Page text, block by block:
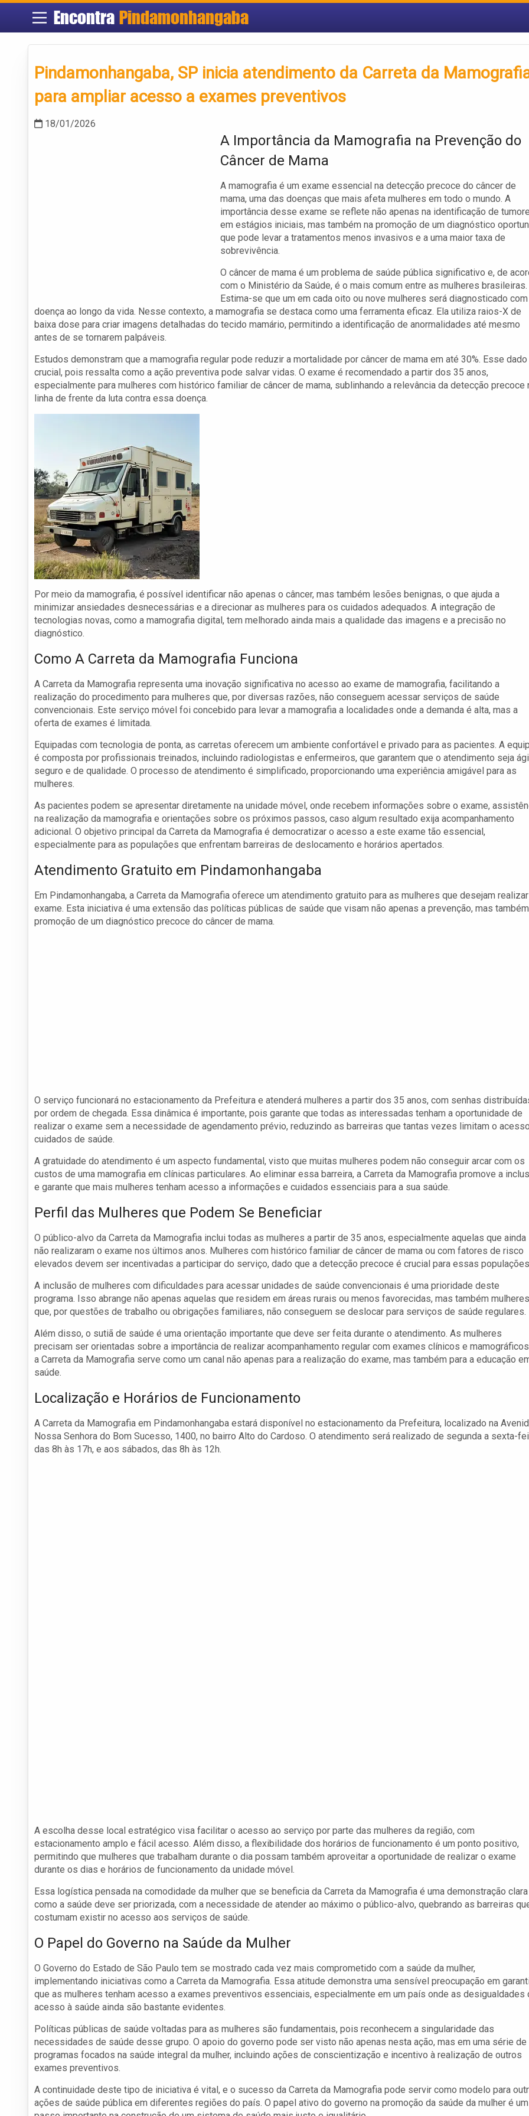
Encontra Pindamonhangaba
Pindamonhangaba, SP inicia atendimento da Carreta da
para ampliar acesso a exames preventivos
18/01/2026
A Importância da Mamografia na Prevenção do
Câncer de Mama
A mamografia é um exame essencial na detecção precoce do câncer de
mama, uma das doenças que mais afeta mulheres em todo o mundo. A
importância desse exame se reflete não apenas na identificação de
em estágios iniciais, mas também na promoção de um diagnóstico
que pode levar a tratamentos menos invasivos e a uma maior taxa de
sobrevivência.
O câncer de mama é um problema de saúde pública significativo e, de
com o Ministério da Saúde, é o mais comum entre as mulheres brasileiras.
Estima-se que um em cada oito ou nove mulheres será diagnosticado
doença ao longo da vida. Nesse contexto, a mamografia se destaca como uma ferramenta eficaz. Ela utiliza raios-X de
baixa dose para criar imagens detalhadas do tecido mamário, permitindo a identificação de anormalidades até mesmo
antes de se tornarem palpáveis.
Estudos demonstram que a mamografia regular pode reduzir a mortalidade por câncer de mama em até 30%. Esse
crucial, pois ressalta como a ação preventiva pode salvar vidas. O exame é recomendado a partir dos 35 anos,
especialmente para mulheres com histórico familiar de câncer de mama, sublinhando a relevância da detecção precoce
linha de frente da luta contra essa doença.
Por meio da mamografia, é possível identificar não apenas o câncer, mas também lesões benignas, o que ajuda a
minimizar ansiedades desnecessárias e a direcionar as mulheres para os cuidados adequados. A integração de
tecnologias novas, como a mamografia digital, tem melhorado ainda mais a qualidade das imagens e a precisão no
diagnóstico.
Como A Carreta da Mamografia Funciona
A Carreta da Mamografia representa uma inovação significativa no acesso ao exame de mamografia, facilitando a
realização do procedimento para mulheres que, por diversas razões, não conseguem acessar serviços de saúde
convencionais. Este serviço móvel foi concebido para levar a mamografia a localidades onde a demanda é alta, mas a
oferta de exames é limitada.
Equipadas com tecnologia de ponta, as carretas oferecem um ambiente confortável e privado para as pacientes. A
é composta por profissionais treinados, incluindo radiologistas e enfermeiros, que garantem que o atendimento seja
seguro e de qualidade. O processo de atendimento é simplificado, proporcionando uma experiência amigável para as
mulheres.
As pacientes podem se apresentar diretamente na unidade móvel, onde recebem informações sobre o exame,
na realização da mamografia e orientações sobre os próximos passos, caso algum resultado exija acompanhamento
adicional. O objetivo principal da Carreta da Mamografia é democratizar o acesso a este exame tão essencial,
especialmente para as populações que enfrentam barreiras de deslocamento e horários apertados.
Atendimento Gratuito em Pindamonhangaba
Em Pindamonhangaba, a Carreta da Mamografia oferece um atendimento gratuito para as mulheres que desejam
exame. Esta iniciativa é uma extensão das políticas públicas de saúde que visam não apenas a prevenção, mas
promoção de um diagnóstico precoce do câncer de mama.
O serviço funcionará no estacionamento da Prefeitura e atenderá mulheres a partir dos 35 anos, com senhas
por ordem de chegada. Essa dinâmica é importante, pois garante que todas as interessadas tenham a oportunidade de
realizar o exame sem a necessidade de agendamento prévio, reduzindo as barreiras que tantas vezes limitam o
cuidados de saúde.
A gratuidade do atendimento é um aspecto fundamental, visto que muitas mulheres podem não conseguir arcar com os
custos de uma mamografia em clínicas particulares. Ao eliminar essa barreira, a Carreta da Mamografia promove a
e garante que mais mulheres tenham acesso a informações e cuidados essenciais para a sua saúde.
Perfil das Mulheres que Podem Se Beneficiar
O público-alvo da Carreta da Mamografia inclui todas as mulheres a partir de 35 anos, especialmente aquelas que ainda
não realizaram o exame nos últimos anos. Mulheres com histórico familiar de câncer de mama ou com fatores de risco
elevados devem ser incentivadas a participar do serviço, dado que a detecção precoce é crucial para essas
A inclusão de mulheres com dificuldades para acessar unidades de saúde convencionais é uma prioridade deste
programa. Isso abrange não apenas aquelas que residem em áreas rurais ou menos favorecidas, mas também mulheres
que, por questões de trabalho ou obrigações familiares, não conseguem se deslocar para serviços de saúde regulares.
Além disso, o sutiã de saúde é uma orientação importante que deve ser feita durante o atendimento. As mulheres
precisam ser orientadas sobre a importância de realizar acompanhamento regular com exames clínicos e
a Carreta da Mamografia serve como um canal não apenas para a realização do exame, mas também para a educação
saúde.
Localização e Horários de Funcionamento
A Carreta da Mamografia em Pindamonhangaba estará disponível no estacionamento da Prefeitura, localizado na
Nossa Senhora do Bom Sucesso, 1400, no bairro Alto do Cardoso. O atendimento será realizado de segunda a sexta-
das 8h às 17h, e aos sábados, das 8h às 12h.
A escolha desse local estratégico visa facilitar o acesso ao serviço por parte das mulheres da região, com
estacionamento amplo e fácil acesso. Além disso, a flexibilidade dos horários de funcionamento é um ponto positivo,
permitindo que mulheres que trabalham durante o dia possam também aproveitar a oportunidade de realizar o exame
durante os dias e horários de funcionamento da unidade móvel.
Essa logística pensada na comodidade da mulher que se beneficia da Carreta da Mamografia é uma demonstração
como a saúde deve ser priorizada, com a necessidade de atender ao máximo o público-alvo, quebrando as barreiras
costumam existir no acesso aos serviços de saúde.
O Papel do Governo na Saúde da Mulher
O Governo do Estado de São Paulo tem se mostrado cada vez mais comprometido com a saúde da mulher,
implementando iniciativas como a Carreta da Mamografia. Essa atitude demonstra uma sensível preocupação em
que as mulheres tenham acesso a exames preventivos essenciais, especialmente em um país onde as desigualdades
acesso à saúde ainda são bastante evidentes.
Políticas públicas de saúde voltadas para as mulheres são fundamentais, pois reconhecem a singularidade das
necessidades de saúde desse grupo. O apoio do governo pode ser visto não apenas nesta ação, mas em uma série de
programas focados na saúde integral da mulher, incluindo ações de conscientização e incentivo à realização de outros
exames preventivos.
A continuidade deste tipo de iniciativa é vital, e o sucesso da Carreta da Mamografia pode servir como modelo para
ações de saúde pública em diferentes regiões do país. O papel ativo do governo na promoção da saúde da mulher é um